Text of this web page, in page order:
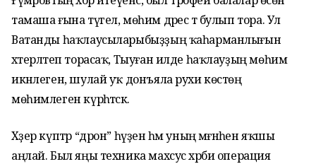
тамаша ғына түгел, мөһим дәрес тә булып тора. Ул
Ватанды һаҡлаусыларыбыҙҙың ҡаһарманлығын
хәтерләтеп торасаҡ, Тыуған илде һаҡлауҙың мөһим
икәнлеген, шулай уҡ донъяла рухи көстөң
мөһимлеген күрһәтәсәк.
Хәҙер күптәр “дрон” һүҙен һәм уның мәғәнәһен яҡшы
аңлай. Был яңы техника махсус хәрби операция